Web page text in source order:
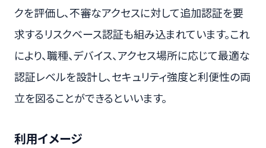
クを評価し、不審なアクセスに対して追加認証を要
求するリスクベース認証も組み込まれています。これ
により、職種、デバイス、アクセス場所に応じて最適な
認証レベルを設計し、セキュリティ強度と利便性の両
立を図ることができるといいます。
利用イメージ